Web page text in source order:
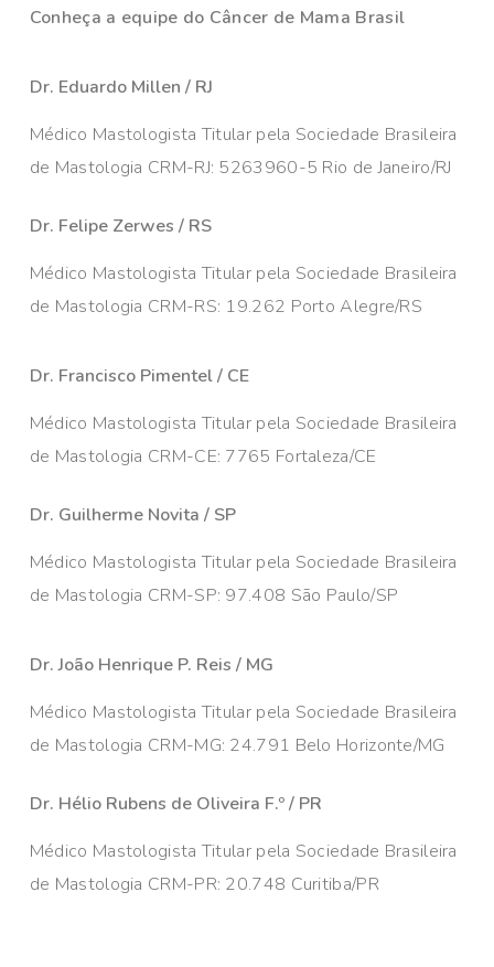
Conheça a equipe do Câncer de Mama Brasil
Dr. Eduardo Millen / RJ
Médico Mastologista Titular pela Sociedade Brasileira
de Mastologia CRM-RJ: 5263960-5 Rio de Janeiro/RJ
Dr. Felipe Zerwes / RS
Médico Mastologista Titular pela Sociedade Brasileira
de Mastologia CRM-RS: 19.262 Porto Alegre/RS
Dr. Francisco Pimentel / CE
Médico Mastologista Titular pela Sociedade Brasileira
de Mastologia CRM-CE: 7765 Fortaleza/CE
Dr. Guilherme Novita / SP
Médico Mastologista Titular pela Sociedade Brasileira
de Mastologia CRM-SP: 97.408 São Paulo/SP
Dr. João Henrique P. Reis / MG
Médico Mastologista Titular pela Sociedade Brasileira
de Mastologia CRM-MG: 24.791 Belo Horizonte/MG
Dr. Hélio Rubens de Oliveira F.º / PR
Médico Mastologista Titular pela Sociedade Brasileira
de Mastologia CRM-PR: 20.748 Curitiba/PR